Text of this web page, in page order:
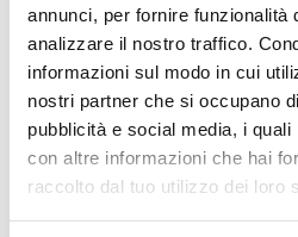
annunci, per fornire funzionalità
analizzare il nostro traffico.
informazioni sul modo in cui
nostri partner che si occupano
pubblicità e social media, i
con altre informazioni che hai
raccolto dal tuo utilizzo dei loro